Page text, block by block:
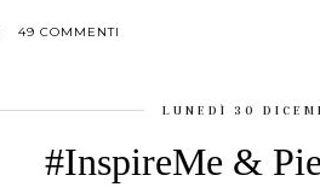
49 COMMENTI
LUNEDÌ 30
#InspireMe &